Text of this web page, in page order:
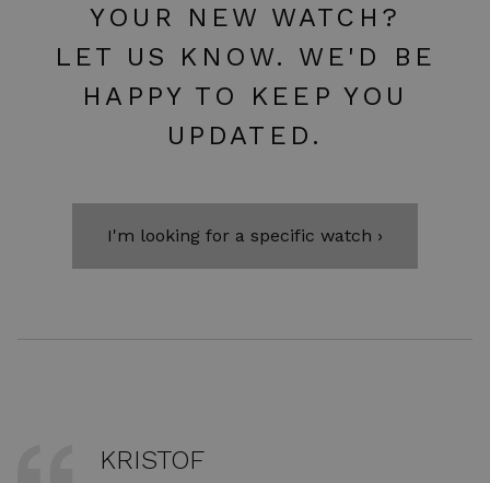
YOUR NEW WATCH?
LET US KNOW. WE'D BE
HAPPY TO KEEP YOU
UPDATED.
I'm looking for a specific watch ›
KRISTOF